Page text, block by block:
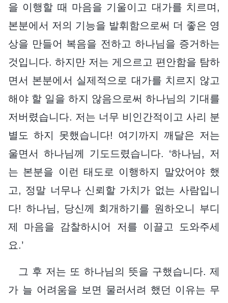
을 이행할 때 마음을 기울이고 대가를 치르며,
본분에서 저의 기능을 발휘함으로써 더 좋은 영
상을 만들어 복음을 전하고 하나님을 증거하는
것입니다. 하지만 저는 게으르고 편안함을 탐하
면서 본분에서 실제적으로 대가를 치르지 않고
해야 할 일을 하지 않음으로써 하나님의 기대를
저버렸습니다. 저는 너무 비인간적이고 사리 분
별도 하지 못했습니다! 여기까지 깨달은 저는
울면서 하나님께 기도드렸습니다. ‘하나님, 저
는 본분을 이런 태도로 이행하지 말았어야 했
고, 정말 너무나 신뢰할 가치가 없는 사람입니
다! 하나님, 당신께 회개하기를 원하오니 부디
제 마음을 감찰하시어 저를 이끌고 도와주세
요.’
그 후 저는 또 하나님의 뜻을 구했습니다. 제
가 늘 어려움을 보면 물러서려 했던 이유는 무